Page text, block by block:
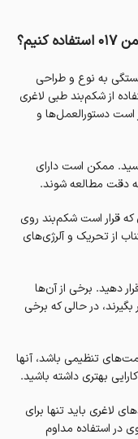
از شکم بند لاغری پاک سمن کد 017 بستگی به نوع و طراحی
از شکم‌بند طبی لاغری
است دستورالعمل‌ها و
ممکن است دارای
دقت مطالعه شوند.
قرار است شکم‌بند روی
از تحریک و آلرژی‌های
دهید. برخی از آن‌ها
در حالی که برخی
تنظیمی باشد، آنها
بهتری داشته باشید.
لاغری باید تنها برای
در استفاده مداوم